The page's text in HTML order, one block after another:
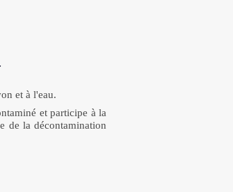
et à l'eau.
et participe à la
de la décontamination